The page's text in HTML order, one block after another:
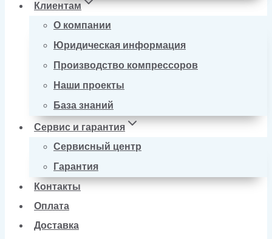
Клиентам
О компании
Юридическая информация
Производство компрессоров
Наши проекты
База знаний
Сервис и гарантия
Сервисный центр
Гарантия
Контакты
Оплата
Доставка